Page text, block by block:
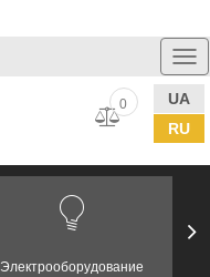
UA
RU
0
Электрооборудование